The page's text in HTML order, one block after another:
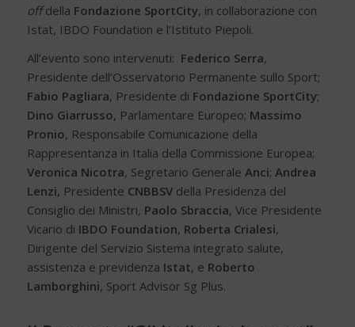
offdella Fondazione SportCity, in collaborazione con
Istat, IBDO Foundation e l’Istituto Piepoli.
All’evento sono intervenuti: Federico Serra,
Presidente dell’Osservatorio Permanente sullo Sport;
Fabio Pagliara, Presidente di Fondazione SportCity;
Dino Giarrusso, Parlamentare Europeo; Massimo
Pronio, Responsabile Comunicazione della
Rappresentanza in Italia della Commissione Europea;
Veronica Nicotra, Segretario Generale Anci; Andrea
Lenzi, Presidente CNBBSV della Presidenza del
Consiglio dei Ministri, Paolo Sbraccia, Vice Presidente
Vicario di IBDO Foundation, Roberta Crialesi,
Dirigente del Servizio Sistema integrato salute,
assistenza e previdenza Istat, e Roberto
Lamborghini, Sport Advisor Sg Plus.